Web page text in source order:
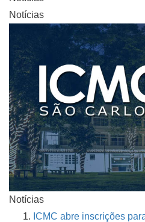
Notícias
Notícias
ICMC abre inscrições